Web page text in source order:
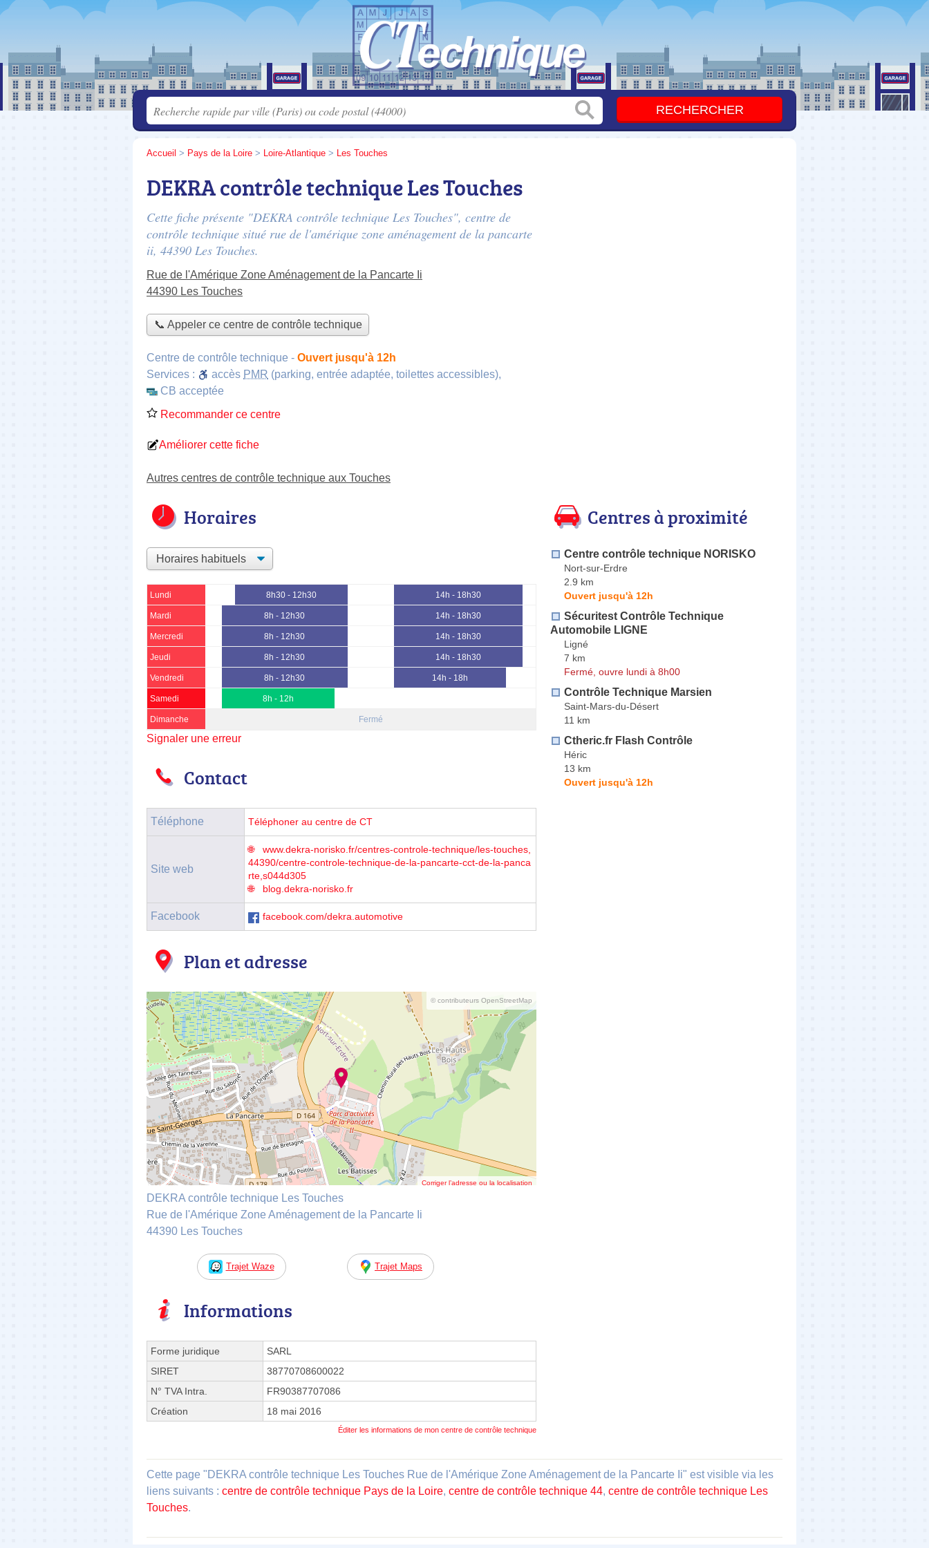
Accueil > Pays de la Loire > Loire-Atlantique > Les Touches
DEKRA contrôle technique Les Touches
Cette fiche présente "DEKRA contrôle technique Les Touches", centre de
contrôle technique situé rue de l'amérique zone aménagement de la pancarte
ii, 44390 Les Touches.
Rue de l'Amérique Zone Aménagement de la Pancarte Ii
44390 Les Touches
📞 Appeler ce centre de contrôle technique
Centre de contrôle technique - Ouvert jusqu'à 12h
Services :
accès PMR (parking, entrée adaptée, toilettes accessibles),
CB acceptée
Recommander ce centre
Améliorer cette fiche
Autres centres de contrôle technique aux Touches
Horaires
Lundi 8h30 - 12h30 14h - 18h30
Mardi 8h - 12h30 14h - 18h30
Mercredi 8h - 12h30 14h - 18h30
Jeudi 8h - 12h30 14h - 18h30
Vendredi 8h - 12h30 14h - 18h
Samedi 8h - 12h
Dimanche Fermé
Signaler une erreur
Contact
Téléphone Téléphoner au centre de CT
Site web
www.dekra-norisko.fr/centres-controle-technique/les-touches,
44390/centre-controle-technique-de-la-pancarte-cct-de-la-panca
rte,s044d305
blog.dekra-norisko.fr
Facebook facebook.com/dekra.automotive
Plan et adresse
© contributeurs OpenStreetMap
Corriger l’adresse ou la localisation
DEKRA contrôle technique Les Touches
Rue de l'Amérique Zone Aménagement de la Pancarte Ii
44390 Les Touches
Trajet Waze Trajet Maps
Informations
Forme juridique
SARL
SIRET
38770708600022
N° TVA Intra.
FR90387707086
Création
18 mai 2016
Éditer les informations de mon centre de contrôle technique
Centres à proximité
Centre contrôle technique NORISKO
Nort-sur-Erdre
2.9 km
Ouvert jusqu'à 12h
Sécuritest Contrôle Technique
Automobile LIGNE
Ligné
7 km
Fermé, ouvre lundi à 8h00
Contrôle Technique Marsien
Saint-Mars-du-Désert
11 km
Ctheric.fr Flash Contrôle
Héric
13 km
Ouvert jusqu'à 12h
Cette page "DEKRA contrôle technique Les Touches Rue de l'Amérique Zone Aménagement de la Pancarte Ii" est visible via les
liens suivants : centre de contrôle technique Pays de la Loire, centre de contrôle technique 44, centre de contrôle technique Les
Touches.